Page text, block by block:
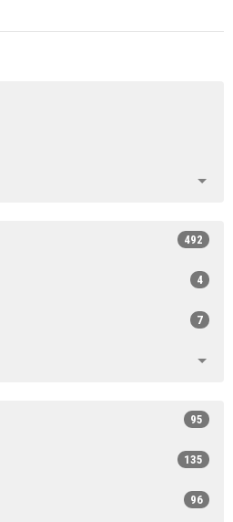
492
4
7
95
135
96